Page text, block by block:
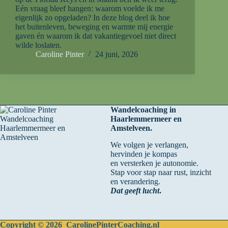
Eén vraag bleef hangen: waarom voelde ik me
eigenlijk zo opgeladen? In deze blog deel ik hoe
het buitenleven, beweging en warmte mij energie
gaven én waarom ik dat vakantiegevoel niet direct
wilde loslaten.
Caroline Pinter
24 juni, 2026
Wandelcoaching in
Haarlemmermeer en
Amstelveen.
We volgen je verlangen,
hervinden je kompas
en versterken je autonomie.
Stap voor stap naar rust, inzicht
en verandering.
Dat geeft lucht.
Copyright © 2026 CarolinePinterCoaching.nl